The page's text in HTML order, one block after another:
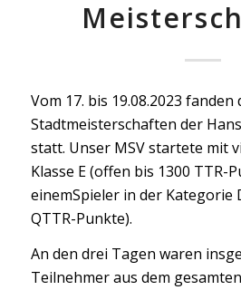
Vom 17. bis 19.08.2023 fanden
Stadtmeisterschaften der
statt. Unser MSV startete mit
Klasse E (offen bis 1300 TTR-
einemSpieler in der Kategorie
QTTR-Punkte).
An den drei Tagen waren
Teilnehmer aus dem